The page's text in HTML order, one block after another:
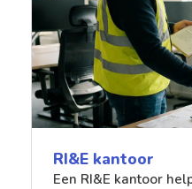
RI&E kantoor
Een RI&E kantoor